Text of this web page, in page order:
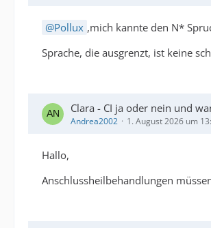
Pollux ,mich kannte den N*
Sprache, die ausgrenzt, ist keine
Clara - CI ja oder nein und
Andrea2002 1. August 2026 um
Hallo,
Anschlussheilbehandlungen